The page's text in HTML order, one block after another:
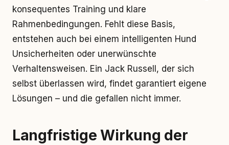
konsequentes Training und klare
Rahmenbedingungen. Fehlt diese Basis,
entstehen auch bei einem intelligenten Hund
Unsicherheiten oder unerwünschte
Verhaltensweisen. Ein Jack Russell, der sich
selbst überlassen wird, findet garantiert eigene
Lösungen – und die gefallen nicht immer.
Langfristige Wirkung der